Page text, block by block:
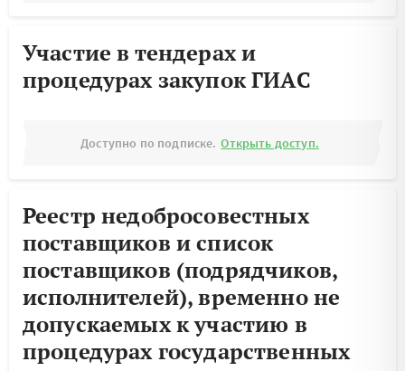
Участие в тендерах и
процедурах закупок ГИАС
Доступно по подписке. Открыть доступ.
Реестр недобросовестных
поставщиков и список
поставщиков (подрядчиков,
исполнителей), временно не
допускаемых к участию в
процедурах государственных